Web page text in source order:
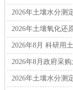
2026年土壤水分测
2026年土壤氧化还
2026年8月 科研用
2026年8月政府采
2026年土壤水分测